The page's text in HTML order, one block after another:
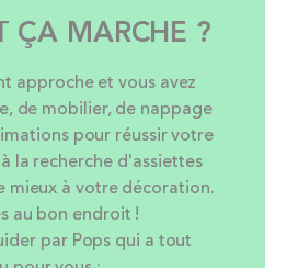
ÇA MARCHE ?
approche et vous avez
de mobilier, de nappage
pour réussir votre
la recherche d'assiettes
mieux à votre décoration.
au bon endroit !
par Pops qui a tout